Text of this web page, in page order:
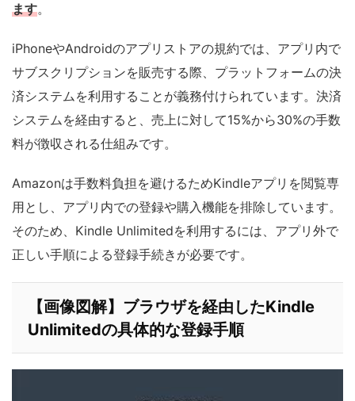
ます。
iPhoneやAndroidのアプリストアの規約では、アプリ内で
サブスクリプションを販売する際、プラットフォームの決
済システムを利用することが義務付けられています。決済
システムを経由すると、売上に対して15%から30%の手数
料が徴収される仕組みです。
Amazonは手数料負担を避けるためKindleアプリを閲覧専
用とし、アプリ内での登録や購入機能を排除しています。
そのため、Kindle Unlimitedを利用するには、アプリ外で
正しい手順による登録手続きが必要です。
【画像図解】 ブラウザを経由したKindle
Unlimitedの具体的な登録手順